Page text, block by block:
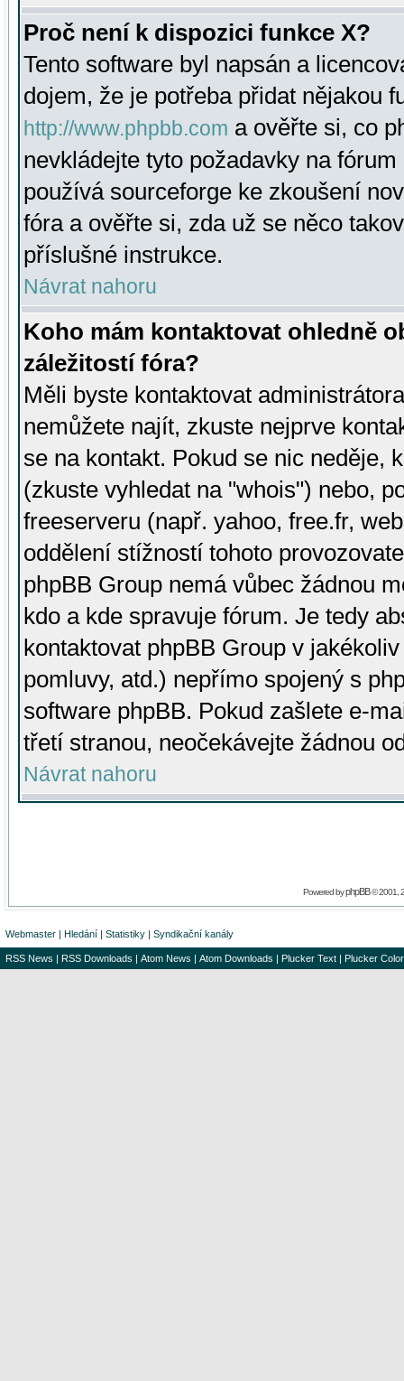
Proč není k dispozici funkce X?
Tento software byl napsán a
dojem, že je potřeba přidat nějakou
http://www.phpbb.com a ověřte si, co
nevkládejte tyto požadavky na
používá sourceforge ke zkoušení
fóra a ověřte si, zda už se něco
příslušné instrukce.
Návrat nahoru
Koho mám kontaktovat ohledně
záležitostí fóra?
Měli byste kontaktovat
nemůžete najít, zkuste nejprve
se na kontakt. Pokud se nic neděje,
(zkuste vyhledat na "whois") nebo,
freeserveru (např. yahoo, free.fr,
oddělení stížností tohoto
phpBB Group nemá vůbec žádnou
kdo a kde spravuje fórum. Je tedy
kontaktovat phpBB Group v
pomluvy, atd.) nepřímo spojený s
software phpBB. Pokud zašlete e-
třetí stranou, neočekávejte žádnou
Návrat nahoru
Powered byphpBB© 2001,
Webmaster | Hledání | Statistiky | Syndikační kanály
RSS News | RSS Downloads | Atom News | Atom Downloads | Plucker Text | Plucker Color